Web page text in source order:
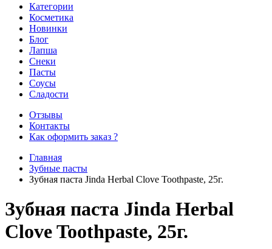
Категории
Косметика
Новинки
Блог
Лапша
Снеки
Пасты
Соусы
Сладости
Отзывы
Контакты
Как оформить заказ ?
Главная
Зубные пасты
Зубная паста Jinda Herbal Clove Toothpaste, 25г.
Зубная паста Jinda Herbal
Clove Toothpaste, 25г.